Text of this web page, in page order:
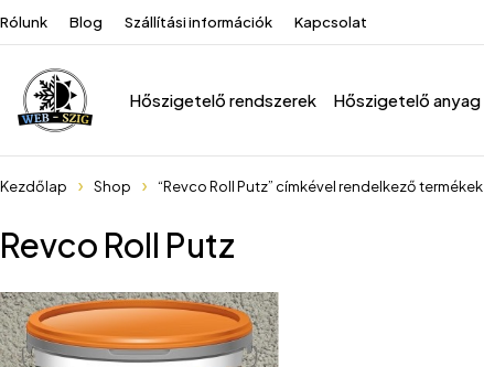
Rólunk Blog Szállítási információk Kapcsolat
Hőszigetelő rendszerek Hőszigetelő anyag
Kezdőlap Shop “Revco Roll Putz” címkével rendelkező termékek
Revco Roll Putz